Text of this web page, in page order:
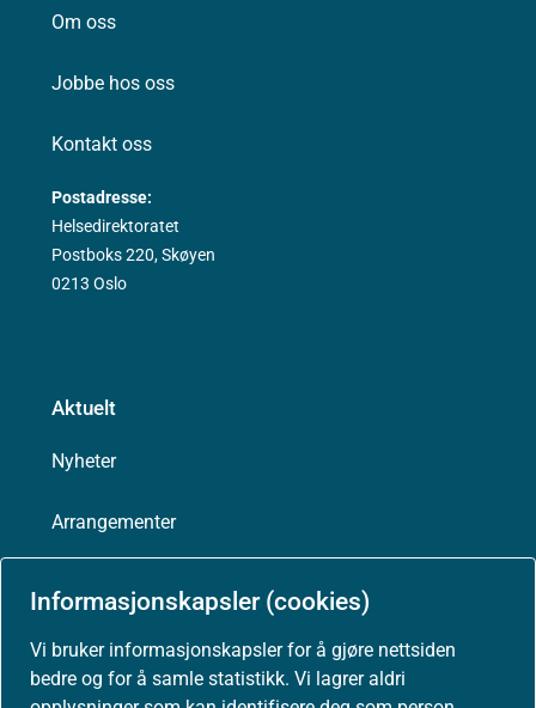
Informasjonskapsler (cookies)
Vi bruker informasjonskapsler for å gjøre nettsiden
bedre og for å samle statistikk. Vi lagrer aldri
Om oss
Jobbe hos oss
Kontakt oss
Postadresse:
Helsedirektoratet
Postboks 220, Skøyen
0213 Oslo
Aktuelt
Nyheter
Arrangementer
Presse